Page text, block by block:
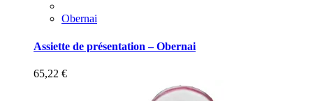
Obernai
Assiette de présentation – Obernai
65,22 €